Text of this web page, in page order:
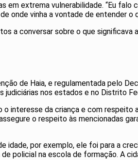
em extrema vulnerabilidade. “Eu
onde vinha a vontade de entender o
a conversar sobre o que significava
de Haia, e regulamentada pelo
judiciárias nos estados e no Distrito
interesse da criança e com
o respeito às mencionadas
por exemplo, ele foi para a
policial na escola de formação. A